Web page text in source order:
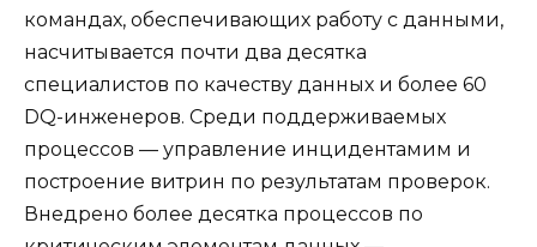
командах, обеспечивающих работу с данными,
насчитывается почти два десятка
специалистов по качеству данных и более 60
DQ-инженеров. Среди поддерживаемых
процессов — управление инцидентамим и
построение витрин по результатам проверок.
Внедрено более десятка процессов по